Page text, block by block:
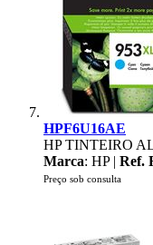
HPF6U16AE
HP TINTEIRO
Marca: HP | Ref.
Preço sob consulta